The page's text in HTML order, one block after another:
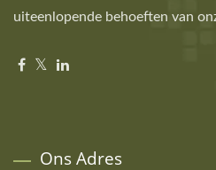
uiteenlopende behoeften van
Ons Adres